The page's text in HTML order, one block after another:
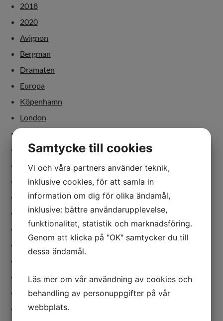
2018
2020
Avignon
Bergman
Dramaten
Europa
Köpenhamn
London
Paris
Sverige
dans
debatt
dramatiker
festival
marionetter
nycirkus
opera
Samtycke till cookies
Vi och våra partners använder teknik,
inklusive cookies, för att samla in
information om dig för olika ändamål,
inklusive: bättre användarupplevelse,
funktionalitet, statistik och marknadsföring.
Genom att klicka på "OK" samtycker du till
dessa ändamål.
Läs mer om vår användning av cookies och
behandling av personuppgifter på vår
webbplats.